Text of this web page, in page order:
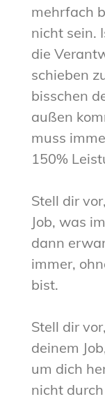
mehrfach
nicht sein.
die
schieben
bisschen
außen
muss
150%
Stell dir
Job, was
dann
immer,
bist.
Stell dir
deinem
um dich
nicht